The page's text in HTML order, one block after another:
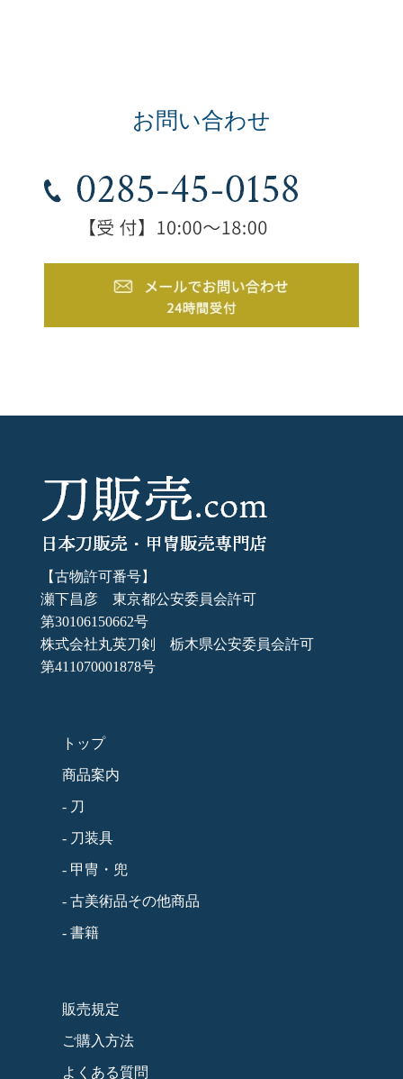
お問い合わせ
【古物許可番号】
瀬下昌彦 東京都公安委員会許可
第30106150662号
株式会社丸英刀剣 栃木県公安委員会許可
第411070001878号
トップ
商品案内
- 刀
- 刀装具
- 甲冑・兜
- 古美術品その他商品
- 書籍
販売規定
ご購入方法
よくある質問